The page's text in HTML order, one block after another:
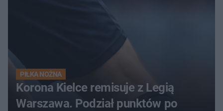
PIŁKA NOŻNA
Korona Kielce remisuje z Legią
Warszawa. Podział punktów po